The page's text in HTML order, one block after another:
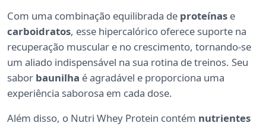
Com uma combinação equilibrada de proteínas e
carboidratos, esse hipercalórico oferece suporte na
recuperação muscular e no crescimento, tornando-se
um aliado indispensável na sua rotina de treinos. Seu
sabor baunilha é agradável e proporciona uma
experiência saborosa em cada dose.
Além disso, o Nutri Whey Protein contém nutrientes